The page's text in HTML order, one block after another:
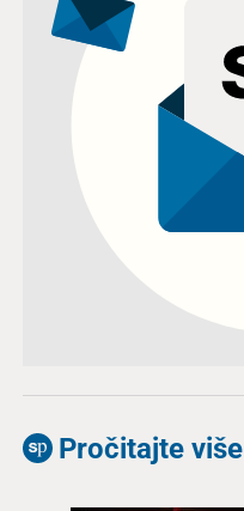
Pročitajte više